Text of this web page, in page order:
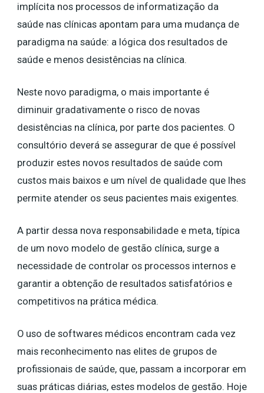
implícita nos processos de informatização da
saúde nas clínicas apontam para uma mudança de
paradigma na saúde: a lógica dos resultados de
saúde e menos desistências na clínica.
Neste novo paradigma, o mais importante é
diminuir gradativamente o risco de novas
desistências na clínica, por parte dos pacientes. O
consultório deverá se assegurar de que é possível
produzir estes novos resultados de saúde com
custos mais baixos e um nível de qualidade que lhes
permite atender os seus pacientes mais exigentes.
A partir dessa nova responsabilidade e meta, típica
de um novo modelo de gestão clínica, surge a
necessidade de controlar os processos internos e
garantir a obtenção de resultados satisfatórios e
competitivos na prática médica.
O uso de softwares médicos encontram cada vez
mais reconhecimento nas elites de grupos de
profissionais de saúde, que, passam a incorporar em
suas práticas diárias, estes modelos de gestão. Hoje